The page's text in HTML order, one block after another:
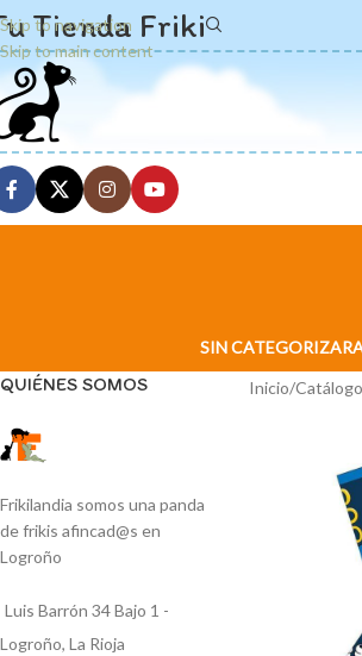
Skip to navigation
Skip to main content
Tienda Friki
SIN CATEGORIZAR
QUIÉNES SOMOS
Frikilandia somos una panda
de frikis afincad@s en
Logroño
Luis Barrón 34 Bajo 1 -
Logroño, La Rioja
Inicio/Catálogo